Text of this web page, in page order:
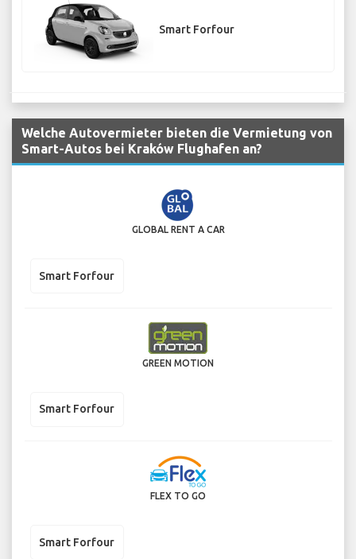
Smart Forfour
Welche Autovermieter bieten die Vermietung von
Smart-Autos bei Kraków Flughafen an?
GLOBAL RENT A CAR
Smart Forfour
GREEN MOTION
Smart Forfour
FLEX TO GO
Smart Forfour